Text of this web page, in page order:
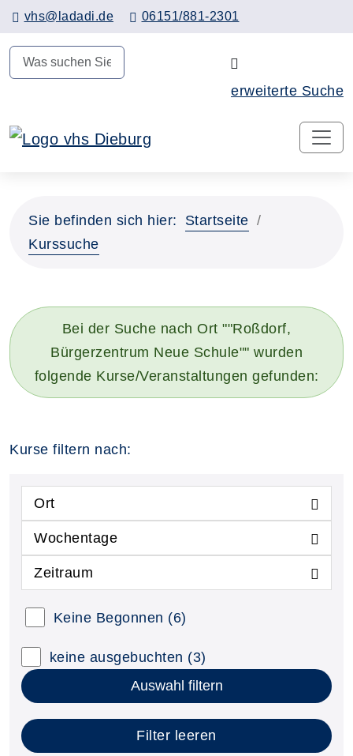
vhs@ladadi.de 06151/881-2301
erweiterte Suche
Hauptinhalt anspringen
Sie befinden sich hier:
Startseite
Kurssuche
Bei der Suche nach Ort ""Roßdorf,
Bürgerzentrum Neue Schule"" wurden
folgende Kurse/Veranstaltungen gefunden:
Kurse filtern nach:
Ort
Wochentage
Zeitraum
Keine Begonnen (6)
keine ausgebuchten (3)
Auswahl filtern
Filter leeren